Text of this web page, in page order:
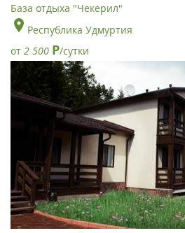
База отдыха "Чекерил"
Республика Удмуртия
от 2 500 Р/сутки